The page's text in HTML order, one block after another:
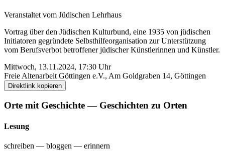
Veranstaltet vom Jüdischen Lehr­haus
Vortrag über den Jüdischen Kultur­bund, eine 1935 von jüdischen
Initiatoren gegründete Selbst­hilfe­organisation zur Unter­stützung
vom Berufs­verbot betroffener jüdischer Künstlerinnen und Künstler.
Mittwoch, 13.11.2024, 17:30 Uhr
Freie Alten­arbeit Göttingen e.V., Am Gold­graben 14, Göttingen
Direktlink kopieren
Orte mit Geschichte — Geschichten zu Orten
Lesung
schreiben — bloggen — erinnern